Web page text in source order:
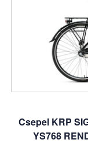
Csepel KRP
YS768